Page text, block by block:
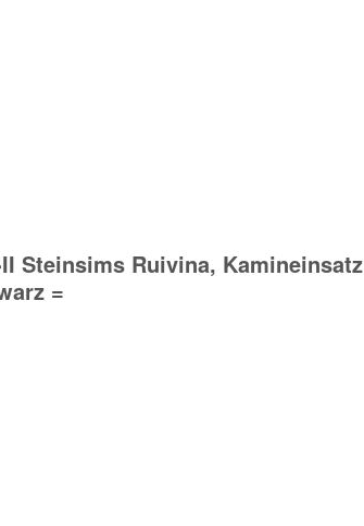
Steinsims Ruivina, Kamineinsatz
=